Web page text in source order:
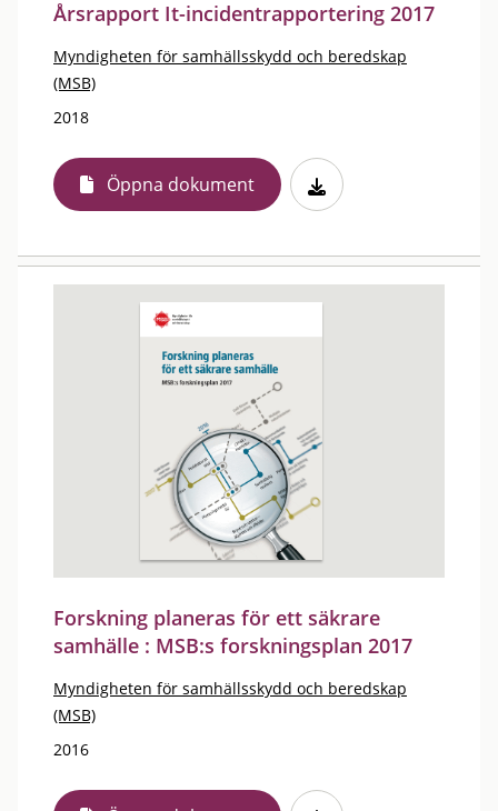
Årsrapport It-incidentrapportering 2017
Myndigheten för samhällsskydd och beredskap
(MSB)
2018
Öppna dokument
Forskning planeras för ett säkrare
samhälle : MSB:s forskningsplan 2017
Myndigheten för samhällsskydd och beredskap
(MSB)
2016